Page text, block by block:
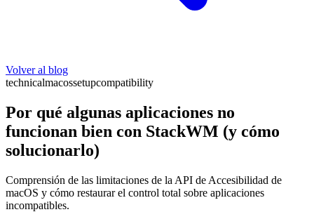
Volver al blog
technicalmacossetupcompatibility
Por qué algunas aplicaciones no
funcionan bien con StackWM (y cómo
solucionarlo)
Comprensión de las limitaciones de la API de Accesibilidad de
macOS y cómo restaurar el control total sobre aplicaciones
incompatibles.